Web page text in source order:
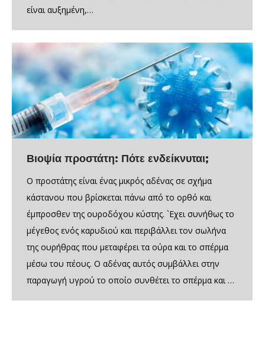
είναι αυξημένη,…
Βιοψία προστάτη: Πότε ενδείκνυται;
Ο προστάτης είναι ένας μικρός αδένας σε σχήμα
κάστανου που βρίσκεται πάνω από το ορθό και
έμπροσθεν της ουροδόχου κύστης. `Εχει συνήθως το
μέγεθος ενός καρυδιού και περιβάλλει τον σωλήνα
της ουρήθρας που μεταφέρει τα ούρα και το σπέρμα
μέσω του πέους. Ο αδένας αυτός συμβάλλει στην
παραγωγή υγρού το οποίο συνθέτει το σπέρμα και …